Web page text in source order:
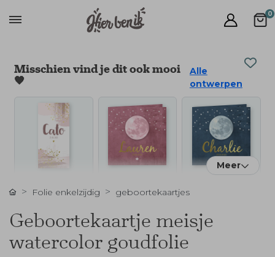
0
Misschien vind je dit ook mooi
🧡
Alle
ontwerpen
Meer
Folie enkelzijdig geboortekaartjes
Geboortekaartje meisje
watercolor goudfolie